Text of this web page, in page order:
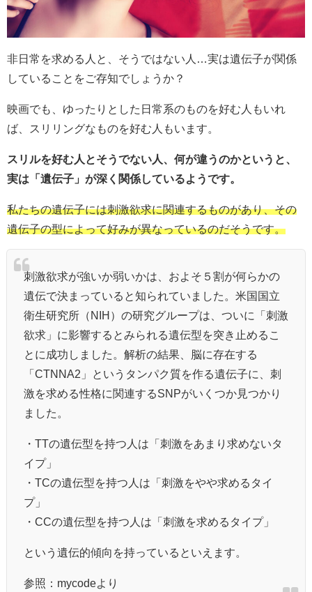
非日常を求める人と、そうではない人…実は遺伝子が関係
していることをご存知でしょうか？
映画でも、ゆったりとした日常系のものを好む人もいれ
ば、スリリングなものを好む人もいます。
スリルを好む人とそうでない人、何が違うのかというと、
実は「遺伝子」が深く関係しているようです。
私たちの遺伝子には刺激欲求に関連するものがあり、その
遺伝子の型によって好みが異なっているのだそうです。
刺激欲求が強いか弱いかは、およそ５割が何らかの
遺伝で決まっていると知られていました。米国国立
衛生研究所（NIH）の研究グループは、ついに「刺激
欲求」に影響するとみられる遺伝型を突き止めるこ
とに成功しました。解析の結果、脳に存在する
「CTNNA2」というタンパク質を作る遺伝子に、刺
激を求める性格に関連するSNPがいくつか見つかり
ました。
・TTの遺伝型を持つ人は「刺激をあまり求めないタ
イプ」
・TCの遺伝型を持つ人は「刺激をやや求めるタイ
プ」
・CCの遺伝型を持つ人は「刺激を求めるタイプ」
という遺伝的傾向を持っているといえます。
参照：mycodeより